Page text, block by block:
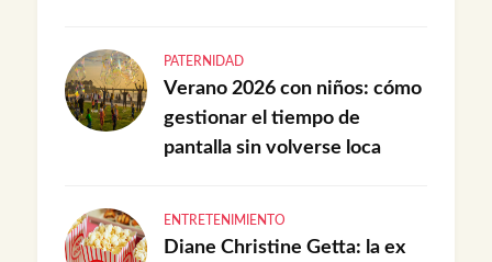
PATERNIDAD
Verano 2026 con niños: cómo
gestionar el tiempo de
pantalla sin volverse loca
ENTRETENIMIENTO
Diane Christine Getta: la ex